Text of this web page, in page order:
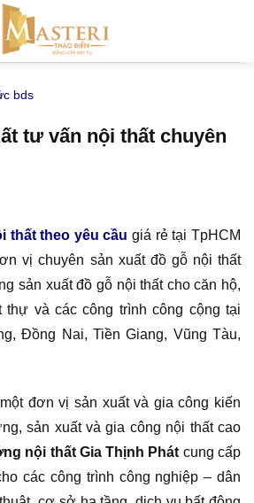
bds
tư vấn nội thất chuyên
thất theo yêu cầu giá rẻ tại TpHCM
vị chuyên sản xuất đồ gỗ nội thất
sản xuất đồ gỗ nội thất cho căn hộ,
thự và các công trình công cộng tại
Đồng Nai, Tiền Giang, Vũng Tàu,
đơn vị sản xuất và gia công kiến
sản xuất và gia công nội thất cao
nội thất Gia Thịnh Phát cung cấp
các công trình công nghiệp – dân